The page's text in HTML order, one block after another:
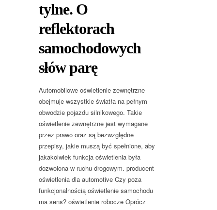
tylne. O
reflektorach
samochodowych
słów parę
Automobilowe oświetlenie zewnętrzne
obejmuje wszystkie światła na pełnym
obwodzie pojazdu silnikowego. Takie
oświetlenie zewnętrzne jest wymagane
przez prawo oraz są bezwzględne
przepisy, jakie muszą być spełnione, aby
jakakolwiek funkcja oświetlenia była
dozwolona w ruchu drogowym. producent
oświetlenia dla automotive Czy poza
funkcjonalnością oświetlenie samochodu
ma sens? oświetlenie robocze Oprócz